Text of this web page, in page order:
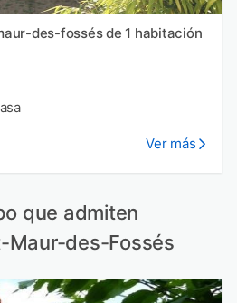
des-fossés de 1 habitación
Ver más
que admiten
Maur-des-Fossés